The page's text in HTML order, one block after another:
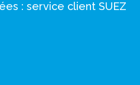
: service client SUEZ